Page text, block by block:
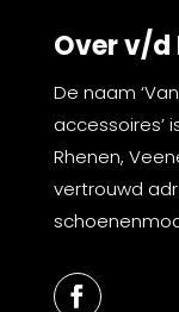
Over v/d
De naam
accessoires’
Rhenen,
vertrouwd